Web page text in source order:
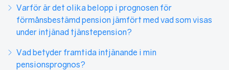
Varför är det olika belopp i prognosen för
förmånsbestämd pension jämfört med vad som visas
under intjänad tjänstepension?
Vad betyder framtida intjänande i min
pensionsprognos?